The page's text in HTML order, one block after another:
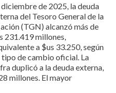
de 2025, la deuda
del Tesoro General de la
(TGN) alcanzó más de
231.419 millones,
a $us 33.250, según
tipo de cambio oficial. La
duplicó a la deuda externa,
millones. El mayor